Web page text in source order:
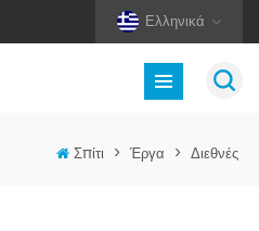
Ελληνικά
Σπίτι > Έργα > Διεθνές